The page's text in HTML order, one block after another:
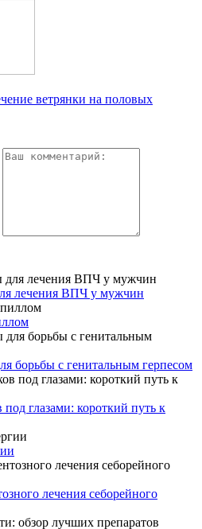
ветрянки на половых
лечения ВПЧ у мужчин
борьбы с генитальным герпесом
под глазами: короткий путь к
лечения себорейного